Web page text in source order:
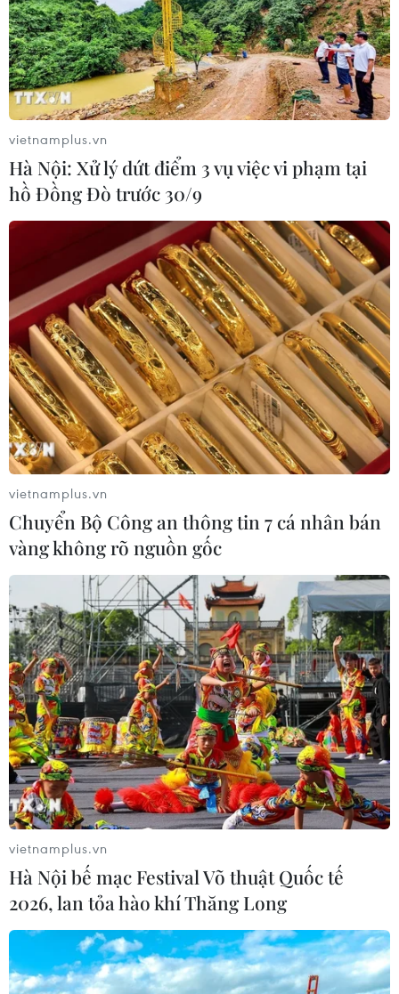
LHQ đánh giá cao đóng góp của Việt Nam
cho hoạt động gìn giữ hòa bình
22/02/2022 01:09
Phó Tổng Thư ký Liên hợp quốc nhấn mạnh Việt Nam
đã điều quân tham gia Lực lượng gìn giữ hòa bình Liên
hợp quốc từ năm 2014 và kể từ đó, luôn có nhiều đóng
góp tích cực trong lĩnh vực này.
vietnamplus.vn
Hà Nội: Xử lý dứt điểm 3 vụ việc vi phạm tại
hồ Đồng Đò trước 30/9
vietnamplus.vn
Chuyển Bộ Công an thông tin 7 cá nhân bán
vàng không rõ nguồn gốc
vietnamplus.vn
Hà Nội bế mạc Festival Võ thuật Quốc tế
2026, lan tỏa hào khí Thăng Long